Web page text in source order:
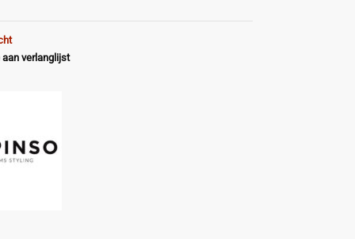
aan verlanglijst